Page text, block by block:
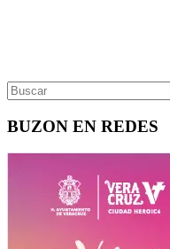
BUZON EN REDES